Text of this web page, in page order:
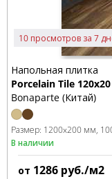
10 просмотров за 7
Напольная плитка
Porcelain Tile 120x20
Bonaparte (Китай)
Размер: 1200x200 мм
В наличии
от 1286 руб./м2